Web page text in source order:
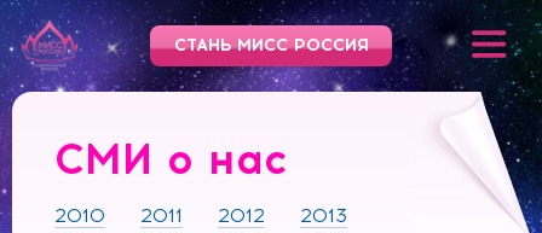
СТАНЬ МИСС РОССИЯ
СМИ о нас
2010 2011 2012
2013